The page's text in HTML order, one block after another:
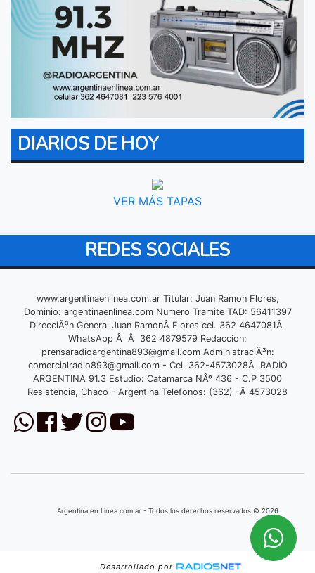
DIARIOS DE HOY
VER MÁS TAPAS
REDES SOCIALES
www.argentinaenlinea.com.ar Titular: Juan Ramon Flores,
Dominio: argentinaenlinea.com Numero Tramite TAD: 56411397
DirecciÃ³n General Juan RamonÂ Flores cel. 362 4647081Â
WhatsApp Â Â 362 4879579 Redaccion:
prensaradioargentina893@gmail.comAdministraciÃ³n:
comercialradio893@gmail.com- Cel. 362-4573028Â RADIO
ARGENTINA 91.3 Estudio: Catamarca NÂº 436 - C.P 3500
Resistencia, Chaco - Argentina Telefonos: (362) -Â 4573028
Argentina en Linea.com.ar - Todos los derechos reservados © 2026
Desarrollado por